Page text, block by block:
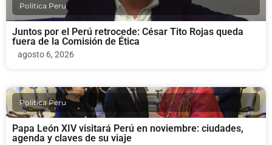
Politica Peru
Juntos por el Perú retrocede: César Tito Rojas queda
fuera de la Comisión de Ética
agosto 6, 2026
Politica Peru
Papa León XIV visitará Perú en noviembre: ciudades,
agenda y claves de su viaje